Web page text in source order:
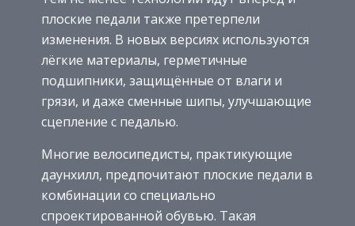
плоские педали также претерпели
изменения. В новых версиях используются
лёгкие материалы, герметичные
подшипники, защищённые от влаги и
грязи, и даже сменные шипы, улучшающие
сцепление с педалью.
Многие велосипедисты, практикующие
даунхилл, предпочитают плоские педали в
комбинации со специально
спроектированной обувью. Такая